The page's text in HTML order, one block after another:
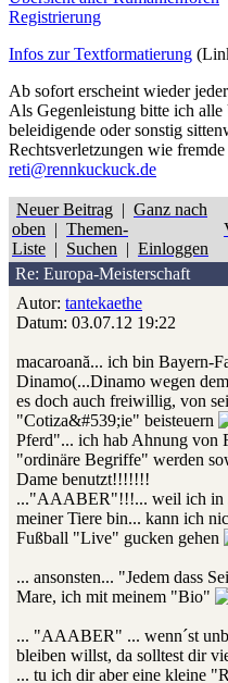
Registrierung
Infos zur Textformatierung
Ab sofort erscheint wieder
Als Gegenleistung bitte ich
beleidigende oder sonstig
Rechtsverletzungen wie
reti@rennkuckuck.de
Neuer Beitrag | Ganz nach
oben | Themen-
Liste | Suchen | Einloggen
Re: Europa-Meisterschaft
Autor: tantekaethe
Datum: 03.07.12 19:22
macaroană... ich bin Bayern-
Dinamo(...Dinamo wegen
es doch auch freiwillig, von
"Cotiza&#539;ie" beisteuern
Pferd"... ich hab Ahnung von
"ordinäre Begriffe" werden
Dame benutzt!!!!!!!
..."AAABER"!!!... weil ich in
meiner Tiere bin... kann ich
Fußball "Live" gucken gehen
... ansonsten... "Jedem dass
Mare, ich mit meinem "Bio"
... "AAABER" ... wenn´st
bleiben willst, da solltest dir
... tu ich dir aber eine kleine